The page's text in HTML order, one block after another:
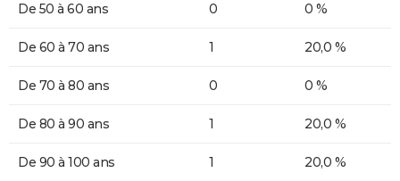
De 50 à 60 ans 0 0 %
De 60 à 70 ans 1 20,0 %
De 70 à 80 ans 0 0 %
De 80 à 90 ans 1 20,0 %
De 90 à 100 ans 1 20,0 %